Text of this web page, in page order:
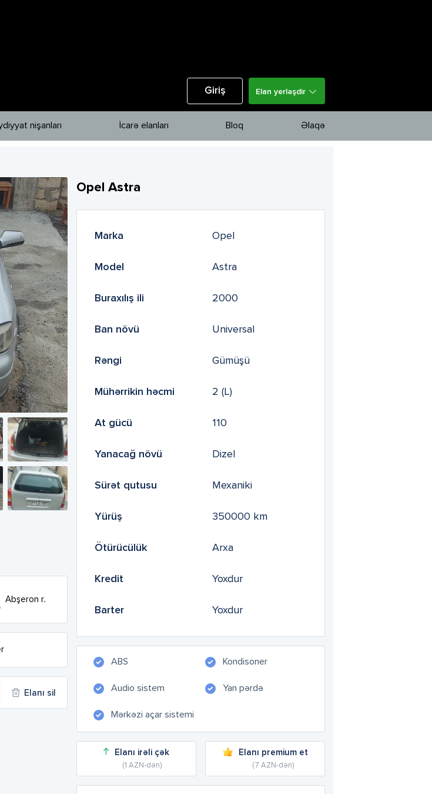
Giriş Elan yerləşdir
nişanları İcarə elanları Bloq Əlaqə
Abşeron r.
Elanı sil
Opel Astra
Marka Opel
Model Astra
Buraxılış ili 2000
Ban növü Universal
Rəngi Gümüşü
Mühərrikin həcmi 2 (L)
At gücü 110
Yanacağ növü Dizel
Sürət qutusu Mexaniki
Yürüş 350000 km
Ötürücülük Arxa
Kredit Yoxdur
Barter Yoxdur
ABS Kondisoner
Audio sistem Yan pərdə
Mərkəzi açar sistemi
Elanı irəli çək
(1 AZN-dən)
Elanı premium et
(7 AZN-dən)